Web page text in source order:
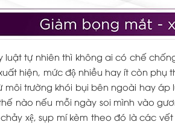
luật tự nhiên thì không ai có chế
hiện, mức độ nhiều hay ít còn
môi trường khói bụi bên ngoài hay
nào nếu mỗi ngày soi mình vào
xệ, sụp mí kèm theo đó là các